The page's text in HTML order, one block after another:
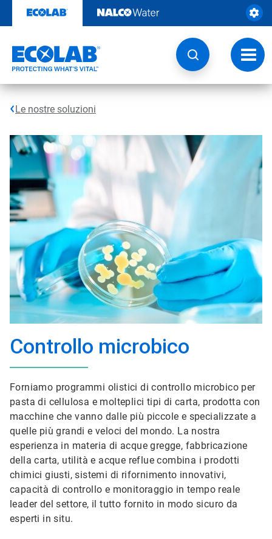
contenuto
Le nostre soluzioni
Controllo microbico
Forniamo programmi olistici di controllo microbico per
pasta di cellulosa e molteplici tipi di carta, prodotta con
macchine che vanno dalle più piccole e specializzate a
quelle più grandi e veloci del mondo. La nostra
esperienza in materia di acque gregge, fabbricazione
della carta, utilità e acque reflue combina i prodotti
chimici giusti, sistemi di rifornimento innovativi,
capacità di controllo e monitoraggio in tempo reale
leader del settore, il tutto fornito in modo sicuro da
esperti in situ.